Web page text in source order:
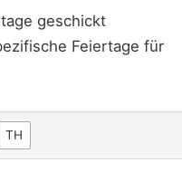
geschickt
Feiertage für
TH